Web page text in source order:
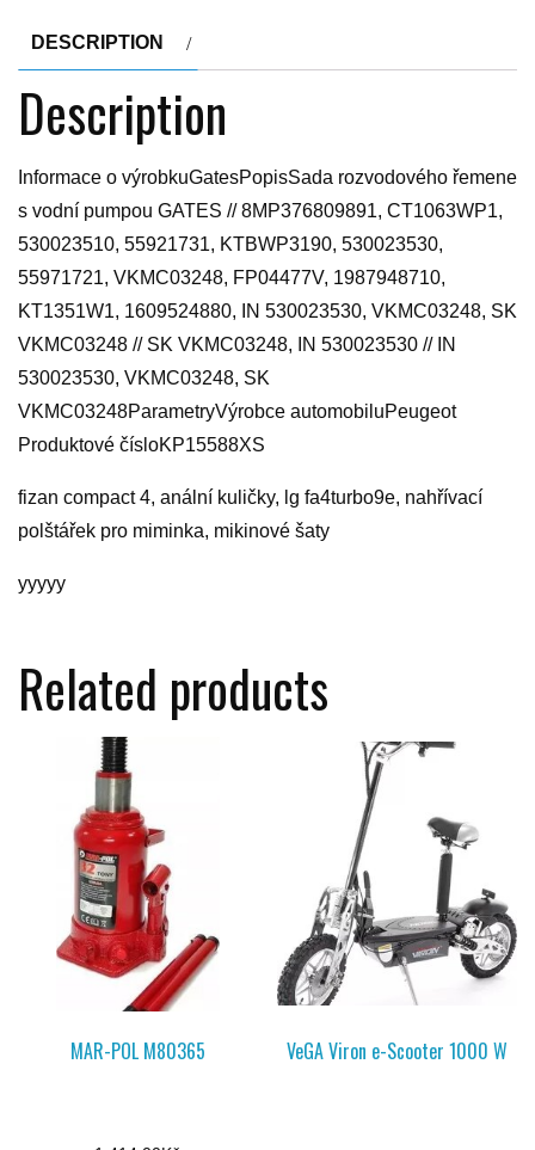
DESCRIPTION
Description
Informace o výrobkuGatesPopisSada rozvodového řemene
s vodní pumpou GATES // 8MP376809891, CT1063WP1,
530023510, 55921731, KTBWP3190, 530023530,
55971721, VKMC03248, FP04477V, 1987948710,
KT1351W1, 1609524880, IN 530023530, VKMC03248, SK
VKMC03248 // SK VKMC03248, IN 530023530 // IN
530023530, VKMC03248, SK
VKMC03248ParametryVýrobce automobiluPeugeot
Produktové čísloKP15588XS
fizan compact 4, anální kuličky, lg fa4turbo9e, nahřívací
polštářek pro miminka, mikinové šaty
yyyyy
Related products
MAR-POL M80365 VeGA Viron e-Scooter 1000 W